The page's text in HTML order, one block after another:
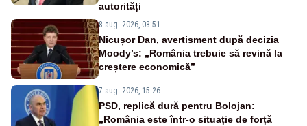
autorități
8 aug. 2026, 08:51
Nicușor Dan, avertisment după decizia
Moody’s: „România trebuie să revină la
creștere economică”
7 aug. 2026, 15:26
PSD, replică dură pentru Bolojan:
„România este într-o situație de forță